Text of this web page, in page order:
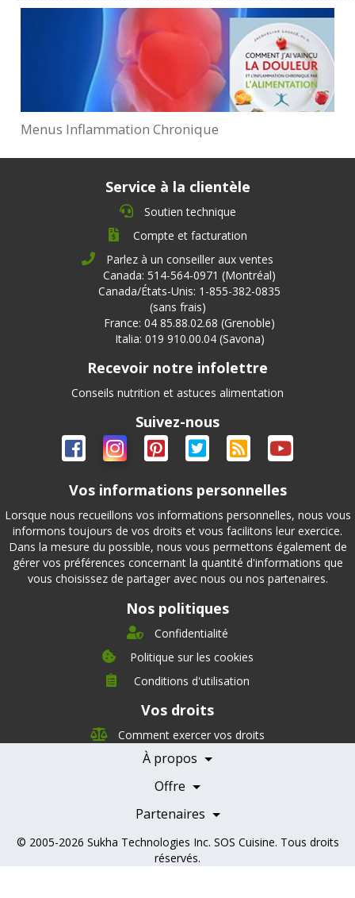
Menus Inflammation Chronique
Service à la clientèle
Soutien technique
Compte et facturation
Parlez à un conseiller aux ventes
Canada: 514-564-0971 (Montréal)
Canada/États-Unis: 1-855-382-0835
(sans frais)
France: 04 85.88.02.68 (Grenoble)
Italia: 019 910.00.04 (Savona)
Recevoir notre infolettre
Conseils nutrition et astuces alimentation
Suivez-nous
Vos informations personnelles
Lorsque nous recueillons vos informations personnelles, nous vous
informons toujours de vos droits et vous facilitons leur exercice.
Dans la mesure du possible, nous vous permettons également de
gérer vos préférences concernant la quantité d'informations que
vous choisissez de partager avec nous ou nos partenaires.
Nos politiques
Confidentialité
Politique sur les cookies
Conditions d'utilisation
Vos droits
Comment exercer vos droits
À propos
Direction
Nutrition
Offre
Témoignages
Partenaires
Nos partenaires
Devenir Partenaire
Professionnels de la santé
© 2005-2026 Sukha Technologies Inc. SOS Cuisine. Tous droits
réservés.